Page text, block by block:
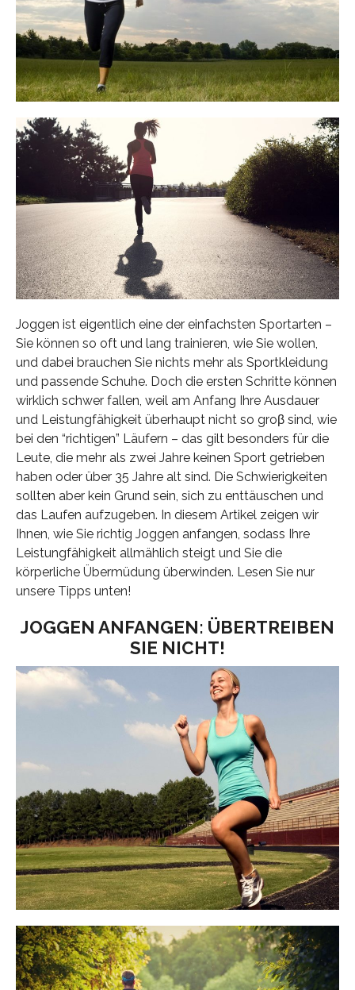
Joggen ist eigentlich eine der einfachsten Sportarten –
Sie können so oft und lang trainieren, wie Sie wollen,
und dabei brauchen Sie nichts mehr als Sportkleidung
und passende Schuhe. Doch die ersten Schritte können
wirklich schwer fallen, weil am Anfang Ihre Ausdauer
und Leistungfähigkeit überhaupt nicht so groβ sind, wie
bei den “richtigen” Läufern – das gilt besonders für die
Leute, die mehr als zwei Jahre keinen Sport getrieben
haben oder über 35 Jahre alt sind. Die Schwierigkeiten
sollten aber kein Grund sein, sich zu enttäuschen und
das Laufen aufzugeben. In diesem Artikel zeigen wir
Ihnen, wie Sie richtig Joggen anfangen, sodass Ihre
Leistungfähigkeit allmählich steigt und Sie die
körperliche Übermüdung überwinden. Lesen Sie nur
unsere Tipps unten!
JOGGEN ANFANGEN: ÜBERTREIBEN
SIE NICHT!